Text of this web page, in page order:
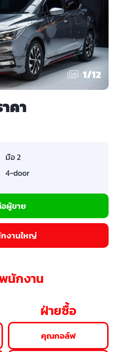
1/12
คา
มือ 2
4-door
ผู้ขาย
งานใหญ่
นักงาน
ฝ่ายซื้อ
คุณกอล์ฟ